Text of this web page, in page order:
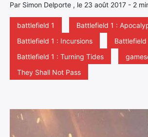
Par Simon Delporte , le 23 août 2017 - 2
battlefield 1
Battlefield 1 :
Battlefield 1 : Incursions
Battlefield
Battlefield 1 : Turning Tides
They Shall Not Pass